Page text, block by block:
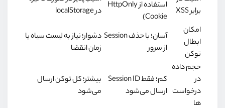
برابر XSS
استفاده از HttpOnly
Cookie)
در localStorage
امکان
ابطال
توکن
آسان؛ با حذف Session
از سرور
دشوار؛ نیاز به لیست سیاه یا
زمان انقضا
حجم داده
در
درخواست‌
ها
کم؛ فقط Session ID
ارسال می‌شود
بیشتر؛ کل توکن ارسال
می‌شود